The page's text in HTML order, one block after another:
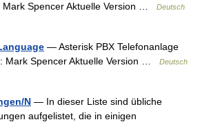
Mark Spencer Aktuelle Version …
Deutsch
— Asterisk PBX Telefonanlage
Mark Spencer Aktuelle Version …
Deutsch
N — In dieser Liste sind übliche
aufgelistet, die in einigen